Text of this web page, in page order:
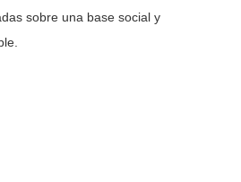
sobre una base social y